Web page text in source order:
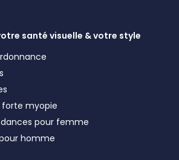
santé visuelle & votre style
forte myopie
pour femme
homme